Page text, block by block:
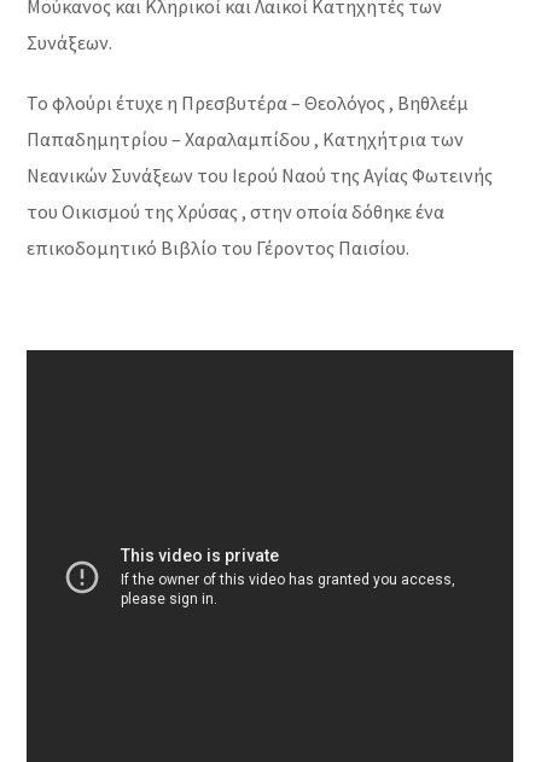
Μούκανος και Κληρικοί και Λαικοί Κατηχητές των
Συνάξεων.
Το φλούρι έτυχε η Πρεσβυτέρα – Θεολόγος , Βηθλεέμ
Παπαδημητρίου – Χαραλαμπίδου , Κατηχήτρια των
Νεανικών Συνάξεων του Ιερού Ναού της Αγίας Φωτεινής
του Οικισμού της Χρύσας , στην οποία δόθηκε ένα
επικοδομητικό Βιβλίο του Γέροντος Παισίου.